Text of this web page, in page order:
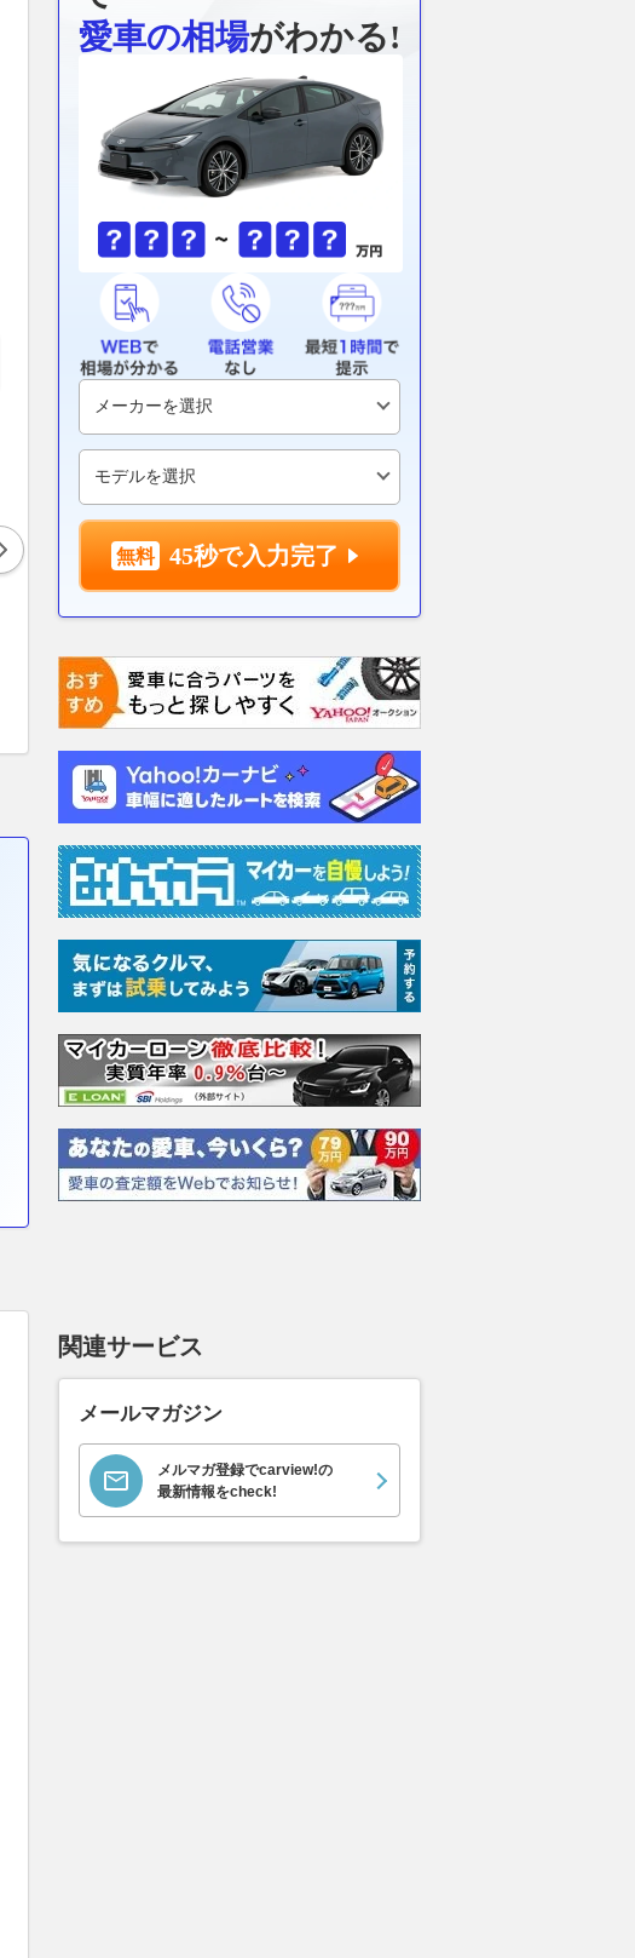
ボ 4WD
支払総額
万円
ディーゼルターボ
4WD
支払総額
704.0万円
ディーゼルターボ
4WD
支払総額
応相談
愛車の相場がわかる!
45秒で入力完了
関連サービス
メールマガジン
メルマガ登録でcarview!の
最新情報をcheck!